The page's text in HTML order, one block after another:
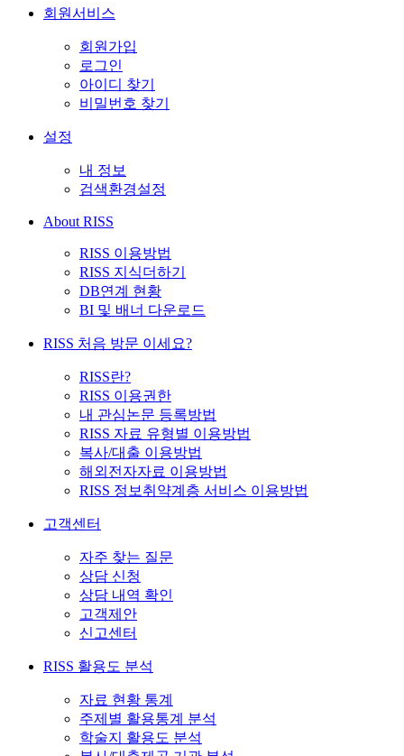
회원서비스
회원가입
로그인
아이디 찾기
비밀번호 찾기
설정
내 정보
검색환경설정
About RISS
RISS 이용방법
RISS 지식더하기
DB연계 현황
BI 및 배너 다운로드
RISS 처음 방문 이세요?
RISS란?
RISS 이용권한
내 관심논문 등록방법
RISS 자료 유형별 이용방법
복사/대출 이용방법
해외전자자료 이용방법
RISS 정보취약계층 서비스 이용방법
고객센터
자주 찾는 질문
상담 신청
상담 내역 확인
고객제안
신고센터
RISS 활용도 분석
자료 현황 통계
주제별 활용통계 분석
학술지 활용도 분석